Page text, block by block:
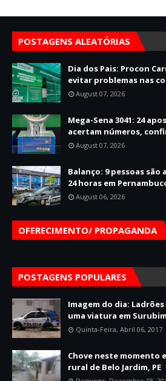
POSTAGENS ALEATÓRIAS
Dia dos Pais: Procon
evitar problemas nas
August 07, 2026
Mega-Sena 3041: 24
acertam números,
August 07, 2026
Balanço: 9 pessoas
24 horas em
August 06, 2026
OFERECIMENTO/ PROPAGANDA
POSTAGENS POPULARES
Imagem do dia:
uma viatura em
Quinta-Feira, Abril 06, 2017
Chove neste momento
rural de Belo Jardim, PE